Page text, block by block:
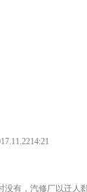
没有，汽修厂以迁人